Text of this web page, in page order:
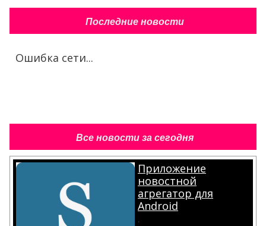
Последние новости
Ошибка сети...
Все новости за сегодня
Приложение
новостной
агрегатор для
Android
.